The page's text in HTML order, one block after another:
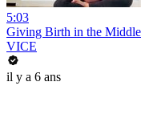
5:03
Giving Birth in the
VICE
il y a 6 ans